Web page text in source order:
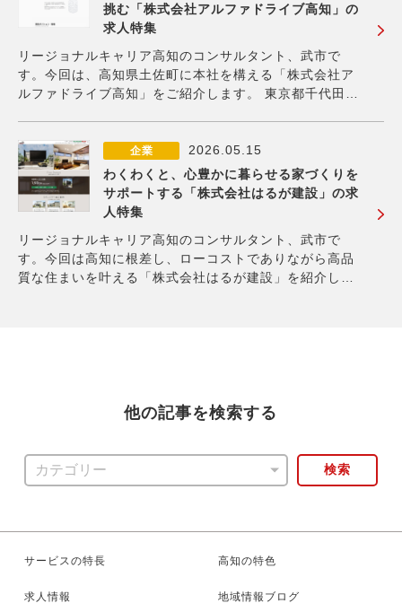
挑む「株式会社アルファドライブ高知」の
求人特集
リージョナルキャリア高知のコンサルタント、武市で
す。今回は、高知県土佐町に本社を構える「株式会社ア
ルファドライブ高知」をご紹介します。 東京都千代田区
サラリーマンに、新規事業創造の力を。」という思想の
企業
2026.05.15
わくわくと、心豊かに暮らせる家づくりを
サポートする「株式会社はるが建設」の求
人特集
リージョナルキャリア高知のコンサルタント、武市で
す。今回は高知に根差し、ローコストでありながら高品
質な住まいを叶える「株式会社はるが建設」を紹介しま
他の記事を検索する
検索
サービスの特長
求人情報
高知の特色
地域情報ブログ